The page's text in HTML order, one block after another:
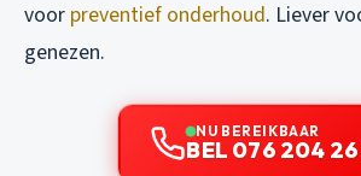
voor preventief onderhoud. Liever
genezen.
NU BEREIKBAAR
BEL 076 204